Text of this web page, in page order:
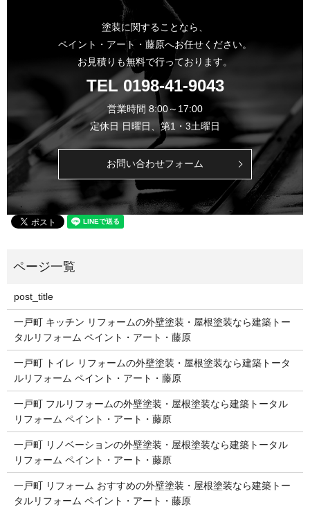
塗装に関することなら、
ペイント・アート・藤原へお任せください。
お見積りも無料で行っております。
TEL 0198-41-9043
営業時間 8:00～17:00
定休日 日曜日、第1・3土曜日
お問い合わせフォーム
post_title
一戸町 キッチン リフォームの外壁塗装・屋根塗装なら建築トー
タルリフォーム ペイント・アート・藤原
一戸町 トイレ リフォームの外壁塗装・屋根塗装なら建築トータ
ルリフォーム ペイント・アート・藤原
一戸町 フルリフォームの外壁塗装・屋根塗装なら建築トータル
リフォーム ペイント・アート・藤原
一戸町 リノベーションの外壁塗装・屋根塗装なら建築トータル
リフォーム ペイント・アート・藤原
一戸町 リフォーム おすすめの外壁塗装・屋根塗装なら建築トー
タルリフォーム ペイント・アート・藤原